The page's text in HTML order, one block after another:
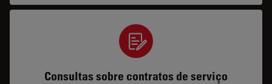
Consultas sobre contratos de serviço